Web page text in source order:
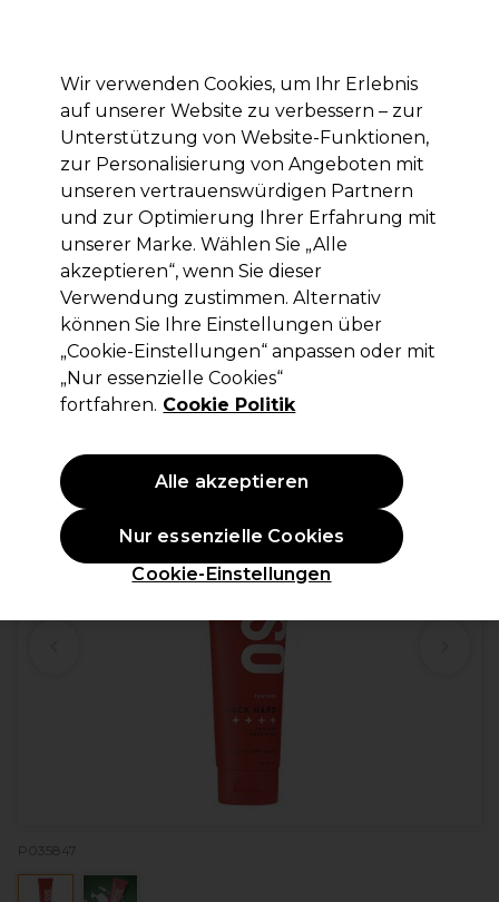
Anmelden
Marken Deals Haare Elektrogeräte Saloneinrichtung
Lieferung und Lieferzeiten
– mehr erfahren
Schwarzkopf Professional
Schwarzkopf Osis+ Rock-Hard 150ml
(0)
12,07 €ohne MwSt.(PROFI-PREIS)
14,36 €inkl. MwSt.)| 8.05 € pro 100ml
P035847
Wir verwenden Cookies, um Ihr Erlebnis
auf unserer Website zu verbessern – zur
Unterstützung von Website-Funktionen,
zur Personalisierung von Angeboten mit
unseren vertrauenswürdigen Partnern
und zur Optimierung Ihrer Erfahrung mit
unserer Marke. Wählen Sie „Alle
akzeptieren“, wenn Sie dieser
Verwendung zustimmen. Alternativ
können Sie Ihre Einstellungen über
„Cookie-Einstellungen“ anpassen oder mit
„Nur essenzielle Cookies“
fortfahren. Cookie Politik
Cookie-Einstellungen
Nur essenzielle Cookies
Alle akzeptieren